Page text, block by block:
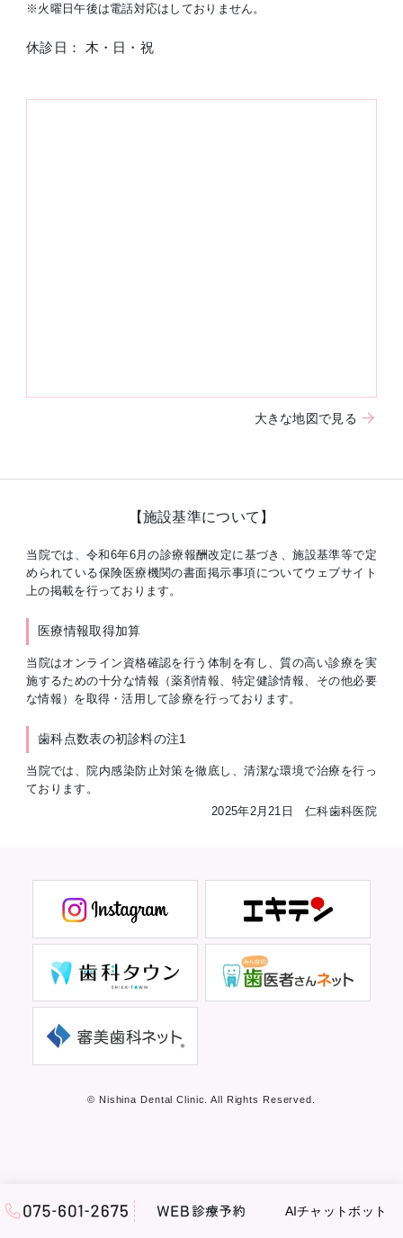
AIチャットボット
※火曜日午後は電話対応はしておりません。
休診日： 木・日・祝
大きな地図で見る
【施設基準について】
当院では、令和6年6月の診療報酬改定に基づき、施設基準等で定
められている保険医療機関の書面掲示事項についてウェブサイト
上の掲載を行っております。
医療情報取得加算
当院はオンライン資格確認を行う体制を有し、質の高い診療を実
施するための十分な情報（薬剤情報、特定健診情報、その他必要
な情報）を取得・活用して診療を行っております。
歯科点数表の初診料の注1
当院では、院内感染防止対策を徹底し、清潔な環境で治療を行っ
ております。
2025年2月21日 仁科歯科医院
© Nishina Dental Clinic. All Rights Reserved.